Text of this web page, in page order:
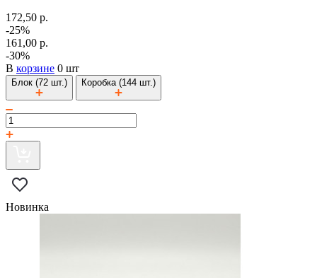
172,50 р.
-25%
161,00 р.
-30%
В корзине 0 шт
Блок (72 шт.) Коробка (144 шт.)
Новинка